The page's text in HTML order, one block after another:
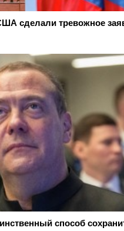
сделали тревожное
способ